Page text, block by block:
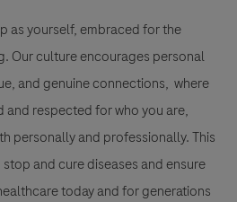
as yourself, embraced for the
Our culture encourages personal
and genuine connections, where
respected for who you are,
personally and professionally. This
and cure diseases and ensure
today and for generations